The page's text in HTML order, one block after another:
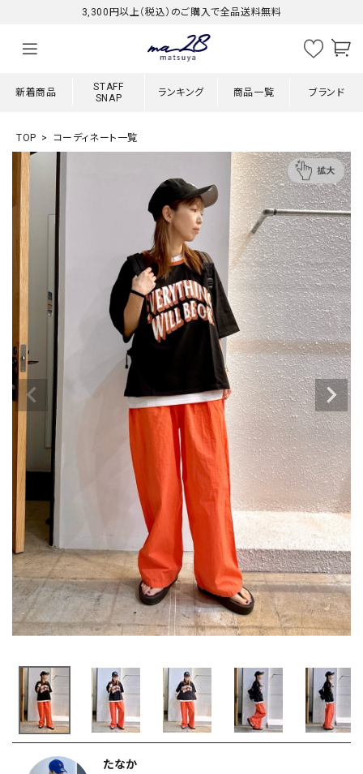
3,300円以上（税込）のご購入で全品送料無料
新着商品
STAFF
SNAP
ランキング 商品一覧 ブランド
TOP コーディネート一覧
たなか